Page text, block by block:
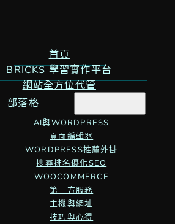
首頁
BRICKS 學習實作平台
網站全方位代管
部落格
AI與WORDPRESS
頁面編輯器
WORDPRESS推薦外掛
搜尋排名優化SEO
WOOCOMMERCE
第三方服務
主機與網址
技巧與心得